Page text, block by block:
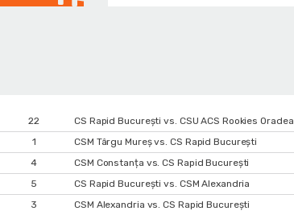
22 CS Rapid București vs. CSU ACS Rookies Oradea
1 CSM Târgu Mureș vs. CS Rapid București
4 CSM Constanța vs. CS Rapid București
5 CS Rapid București vs. CSM Alexandria
3 CSM Alexandria vs. CS Rapid București